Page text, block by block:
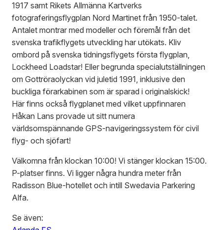
1917 samt Rikets Allmänna Kartverks
fotograferingsflygplan Nord Martinet från 1950-talet.
Antalet montrar med modeller och föremål från det
svenska trafikflygets utveckling har utökats. Kliv
ombord på svenska tidningsflygets första flygplan,
Lockheed Loadstar! Eller begrunda specialutställningen
om Gottröraolyckan vid juletid 1991, inklusive den
buckliga förarkabinen som är sparad i originalskick!
Här finns också flygplanet med vilket uppfinnaren
Håkan Lans provade ut sitt numera
världsomspännande GPS-navigeringssystem för civil
flyg- och sjöfart!
Välkomna från klockan 10:00! Vi stänger klockan 15:00.
P-platser finns. Vi ligger några hundra meter från
Radisson Blue-hotellet och intill Swedavia Parkering
Alfa.
Se även: